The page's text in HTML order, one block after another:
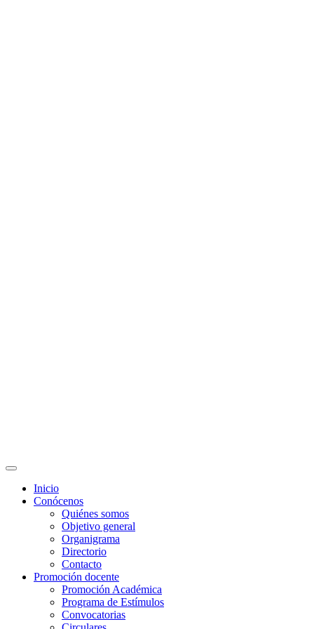
Inicio
Conócenos
Quiénes somos
Objetivo general
Organigrama
Directorio
Contacto
Promoción docente
Promoción Académica
Programa de Estímulos
Convocatorias